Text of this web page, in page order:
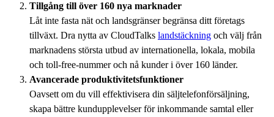
Tillgång till över 160 nya marknader
Låt inte fasta nät och landsgränser begränsa ditt företags
tillväxt. Dra nytta av CloudTalks landstäckning och välj från
marknadens största utbud av internationella, lokala, mobila
och toll-free-nummer och nå kunder i över 160 länder.
Avancerade produktivitetsfunktioner
Oavsett om du vill effektivisera din säljtelefonförsäljning,
skapa bättre kundupplevelser för inkommande samtal eller